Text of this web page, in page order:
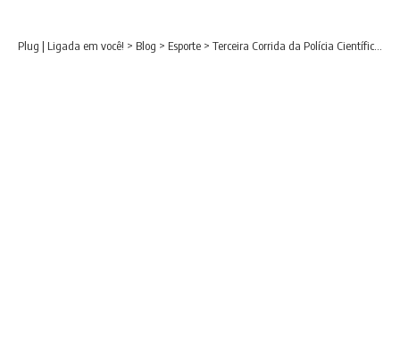
Plug | Ligada em você! > Blog > Esporte > Terceira Corrida da Polícia Científica reúne 3,2 mil participantes em Curitiba